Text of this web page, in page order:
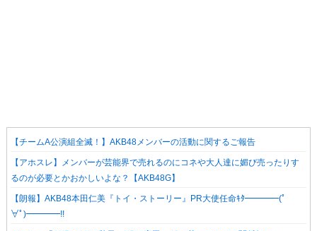
【チームA公演組全滅！】AKB48メンバーの活動に関するご報告
【アホスレ】メンバーが芸能界で売れるのにコネや大人達に媚び売ったりす
るのが必要とかおかしいよな？【AKB48G】
【朗報】AKB48本田仁美『トイ・ストーリー』PR大使任命ｷﾀ━━━━(ﾟ
∀ﾟ)━━━━!!